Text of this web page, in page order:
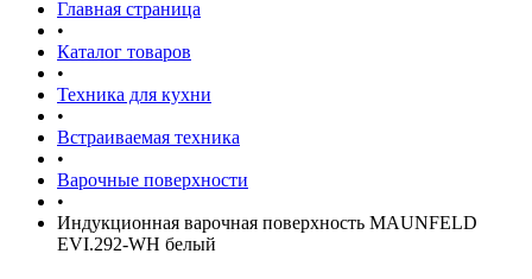
Главная страница
•
Каталог товаров
•
Техника для кухни
•
Встраиваемая техника
•
Варочные поверхности
•
Индукционная варочная поверхность MAUNFELD
EVI.292-WH белый